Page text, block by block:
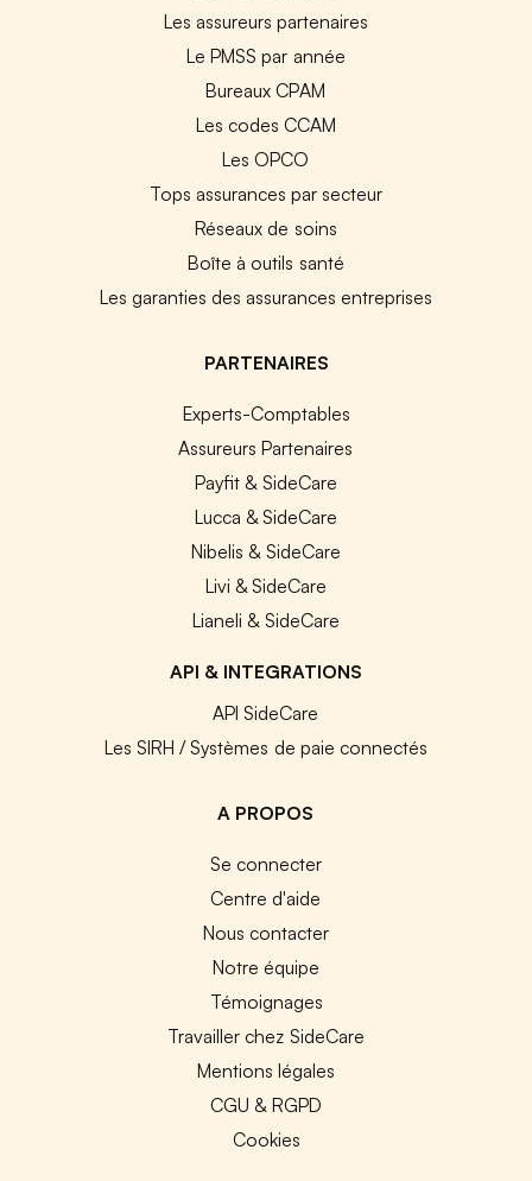
Les assureurs partenaires
Le PMSS par année
Bureaux CPAM
Les codes CCAM
Les OPCO
Tops assurances par secteur
Réseaux de soins
Boîte à outils santé
Les garanties des assurances entreprises
PARTENAIRES
Experts-Comptables
Assureurs Partenaires
Payfit & SideCare
Lucca & SideCare
Nibelis & SideCare
Livi & SideCare
Lianeli & SideCare
API & INTEGRATIONS
API SideCare
Les SIRH / Systèmes de paie connectés
A PROPOS
Se connecter
Centre d'aide
Nous contacter
Notre équipe
Témoignages
Travailler chez SideCare
Mentions légales
CGU & RGPD
Cookies